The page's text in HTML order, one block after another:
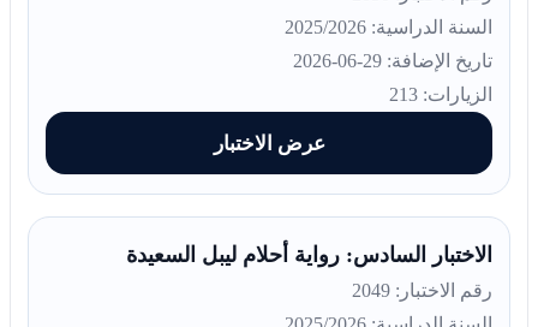
السنة الدراسية: 2025/2026
تاريخ الإضافة: 29-06-2026
الزيارات: 213
عرض الاختبار
الاختبار السادس: رواية أحلام ليبل السعيدة
رقم الاختبار: 2049